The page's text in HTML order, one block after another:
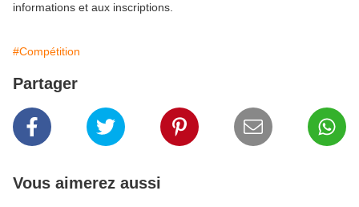
informations et aux inscriptions.
#Compétition
Partager
Vous aimerez aussi